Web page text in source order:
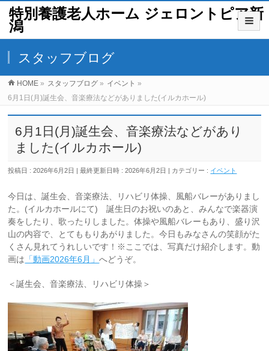
特別養護老人ホーム ジェロントピア新
潟
スタッフブログ
HOME » スタッフブログ » イベント »
6月1日(月)誕生会、音楽療法などがありました(イルカホール)
6月1日(月)誕生会、音楽療法などがあり
ました(イルカホール)
投稿日 : 2026年6月2日 最終更新日時 : 2026年6月2日 カテゴリー : イベント
今日は、誕生会、音楽療法、リハビリ体操、風船バレーがありまし
た。(イルカホールにて) 誕生日のお祝いのあと、みんなで楽器演
奏をしたり、歌ったりしました。体操や風船バレーもあり、盛り沢
山の内容で、とてももりあがりました。今日もみなさんの笑顔がた
くさん見れてうれしいです！※ここでは、写真だけ紹介します。動
画は 「動画2026年6月」へどうぞ。
＜誕生会、音楽療法、リハビリ体操＞